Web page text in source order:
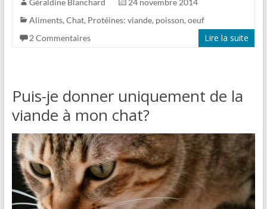
Géraldine Blanchard
24 novembre 2014
Aliments,Chat, Protéines: viande, poisson, oeuf
2 Commentaires
Lire la suite
Puis-je donner uniquement de la
viande à mon chat?